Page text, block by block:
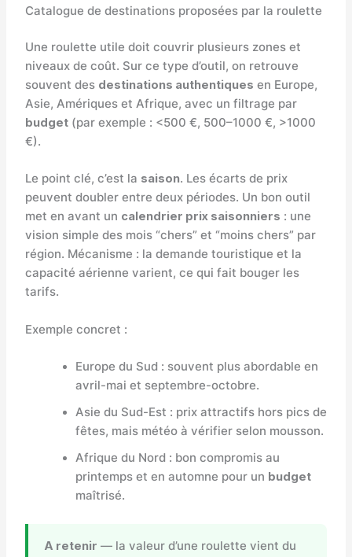
Catalogue de destinations proposées par la roulette
Une roulette utile doit couvrir plusieurs zones et
niveaux de coût. Sur ce type d’outil, on retrouve
souvent des destinations authentiques en Europe,
Asie, Amériques et Afrique, avec un filtrage par
budget(par exemple : <500 €, 500–1000 €, >1000
€).
Le point clé, c’est la saison. Les écarts de prix
peuvent doubler entre deux périodes. Un bon outil
met en avant un calendrier prix saisonniers : une
vision simple des mois “chers” et “moins chers” par
région. Mécanisme : la demande touristique et la
capacité aérienne varient, ce qui fait bouger les
tarifs.
Exemple concret :
Europe du Sud : souvent plus abordable en
avril-mai et septembre-octobre.
Asie du Sud-Est : prix attractifs hors pics de
fêtes, mais météo à vérifier selon mousson.
Afrique du Nord : bon compromis au
printemps et en automne pour un budget
maîtrisé.
A retenir — la valeur d’une roulette vient du